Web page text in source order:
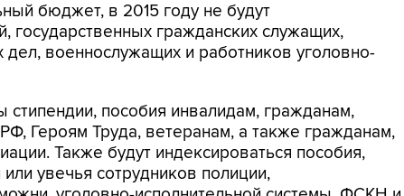
бюджет, в 2015 году не будут
государственных гражданских служащих,
дел, военнослужащих и работников уголовно-
стипендии, пособия инвалидам, гражданам,
Героям Труда, ветеранам, а также гражданам,
Также будут индексироваться пособия,
увечья сотрудников полиции,